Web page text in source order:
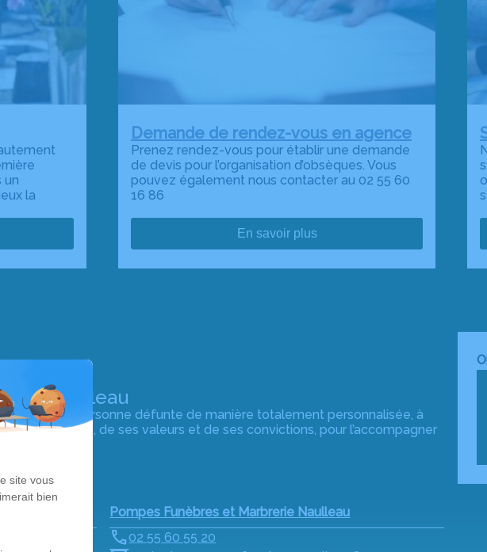
un
la
Demande de rendez-vous en agence
Prenez rendez-vous pour établir une demande
de devis pour l’organisation d’obsèques. Vous
pouvez également nous contacter au 02 55 60
16 86
En savoir plus
Naulleau
de la personne défunte de manière totalement personnalisée, à
ses volontés, de ses valeurs et de ses convictions, pour l’accompagner
Pompes Funèbres et Marbrerie Naulleau
02 55 60 55 20